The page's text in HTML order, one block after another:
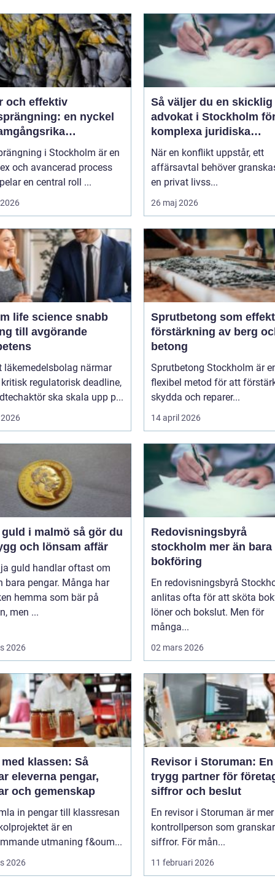
och effektiv
en nyckel
i Stockholm är en
och avancerad process
en central roll ...
Så väljer du en skicklig
advokat i Stockholm
komplexa juridiska
utmaningar
När en konflikt uppstår, ett
affärsavtal behöver
en privat livss...
26 maj 2026
science snabb
till avgörande
läkemedelsbolag närmar
regulatorisk deadline,
ska skala upp p...
Sprutbetong som
förstärkning av berg
betong
Sprutbetong Stockholm är
flexibel metod för att
skydda och reparer...
14 april 2026
i malmö så gör du
och lönsam affär
guld handlar oftast om
bara pengar. Många har
hemma som bär på
men ...
2026
Redovisningsbyrå
stockholm mer än bara
bokföring
En redovisningsbyrå
anlitas ofta för att sköta
löner och bokslut. Men för
många...
02 mars 2026
klassen: Så
eleverna pengar,
och gemenskap
in pengar till klassresan
är en
utmaning f&oum...
2026
Revisor i Storuman: En
trygg partner för
siffror och beslut
En revisor i Storuman är
kontrollperson som granskar
siffror. För mån...
11 februari 2026